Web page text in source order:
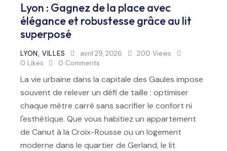
Lyon : Gagnez de la place avec
élégance et robustesse grâce au lit
superposé
LYON, VILLES avril 29, 2026 200 Views
0 Likes 0 Comments
La vie urbaine dans la capitale des Gaules impose
souvent de relever un défi de taille : optimiser
chaque mètre carré sans sacrifier le confort ni
l'esthétique. Que vous habitiez un appartement
de Canut à la Croix-Rousse ou un logement
moderne dans le quartier de Gerland, le lit